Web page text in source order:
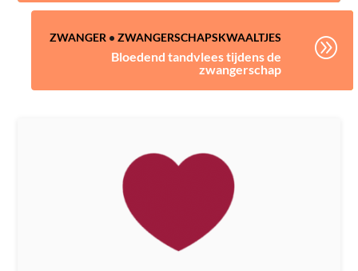
ZWANGER • ZWANGERSCHAPSKWAALTJES
Bloedend tandvlees tijdens de
zwangerschap
A